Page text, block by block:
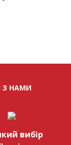
З НАМИ
вибір